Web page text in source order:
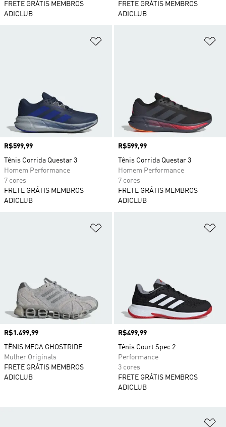
FRETE GRÁTIS MEMBROS
ADICLUB
FRETE GRÁTIS MEMBROS
ADICLUB
Preço
R$599,99
Tênis Corrida Questar 3
Homem Performance
7 cores
FRETE GRÁTIS MEMBROS
ADICLUB
Preço
R$599,99
Tênis Corrida Questar 3
Homem Performance
7 cores
FRETE GRÁTIS MEMBROS
ADICLUB
Preço
R$1.499,99
TÊNIS MEGA GHOSTRIDE
Mulher Originals
FRETE GRÁTIS MEMBROS
ADICLUB
Preço
R$499,99
Tênis Court Spec 2
Performance
3 cores
FRETE GRÁTIS MEMBROS
ADICLUB